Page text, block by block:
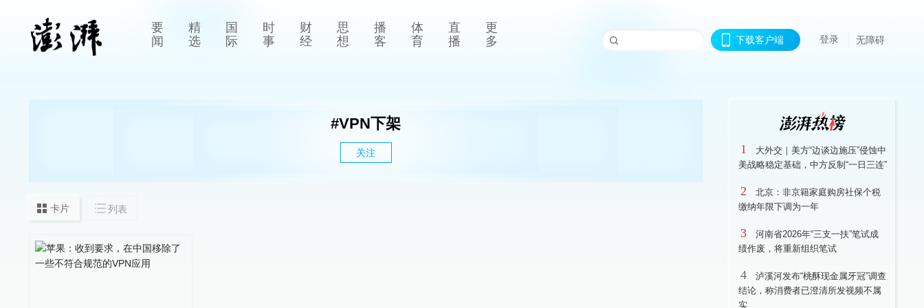
要
闻
精
选
国
际
时
事
财
经
思
想
播
客
体
育
直
播
更
多
下载客户端 登录 无障碍
#VPN下架
关注
卡片 列表
1
大外交｜美方“边谈边施压”侵蚀中
美战略稳定基础，中方反制“一日三连”
2
北京：非京籍家庭购房社保个税
缴纳年限下调为一年
3
河南省2026年“三支一扶”笔试成
绩作废，将重新组织笔试
4
泸溪河发布“桃酥现金属牙冠”调查
结论，称消费者已澄清所发视频不属
实